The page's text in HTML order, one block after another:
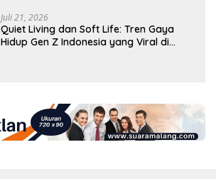
Juli 21, 2026
Quiet Living dan Soft Life: Tren Gaya
Hidup Gen Z Indonesia yang Viral di